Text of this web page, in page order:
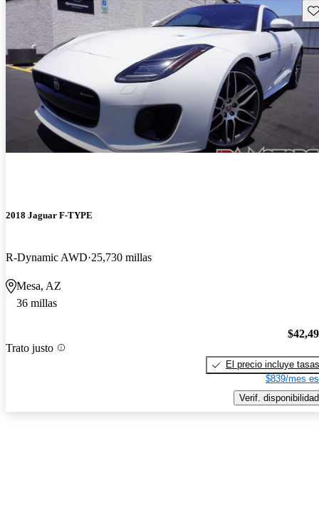
2018 Jaguar F-TYPE
R-Dynamic AWD 25,730 millas
Mesa, AZ
36 millas
Trato justo
El precio incluye tasas
$839/mes
Verif. disponibilidad